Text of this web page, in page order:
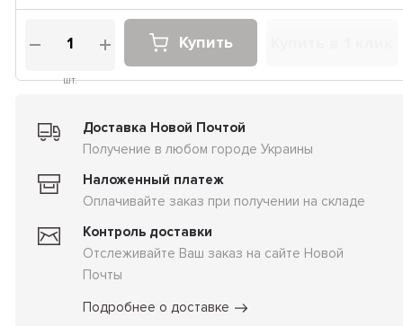
шт.
Купить
Доставка Новой Почтой
Получение в любом городе Украины
Наложенный платеж
Оплачивайте заказ при получении на складе
Контроль доставки
Отслеживайте Ваш заказ на сайте Новой
Почты
Подробнее о доставке